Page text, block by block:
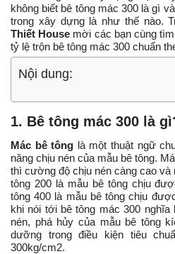
không biết bê tông mác 300 là gì và
trong xây dựng là như thế nào.
Thiết House mời các bạn cùng
tỷ lệ trộn bê tông mác 300 chuẩn
Nội dung:
1. Bê tông mác 300 là
Mác bê tông là một thuật ngữ
năng chịu nén của mẫu bê tông.
thì cường độ chịu nén càng cao
tông 200 là mẫu bê tông chịu
tông 400 là mẫu bê tông chịu
khi nói tới bê tông mác 300
nén, phá hủy của mẫu bê tông
dưỡng trong điều kiện tiêu
300kg/cm2.